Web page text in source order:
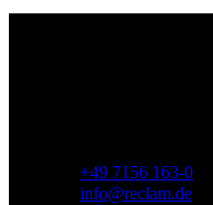
+49 7156 163-0
info@reclam.de